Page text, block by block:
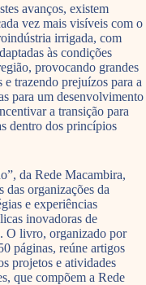
avanços, existem
vez mais visíveis com o
irrigada, com
às condições
provocando grandes
e trazendo prejuízos para a
para um desenvolvimento
a transição para
dentro dos princípios
da Rede Macambira,
organizações da
e experiências
inovadoras de
O livro, organizado por
páginas, reúne artigos
projetos e atividades
que compõem a Rede